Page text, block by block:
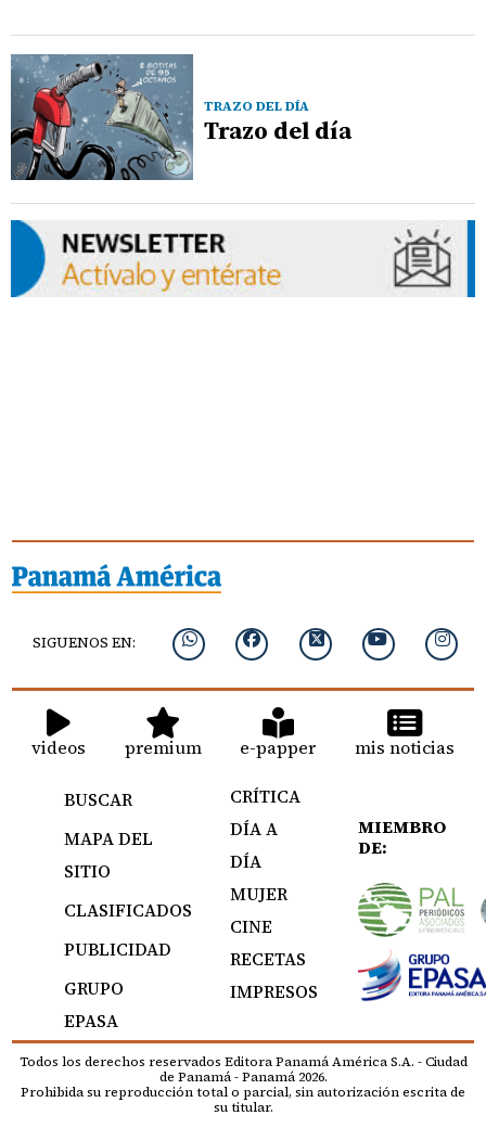
TRAZO DEL DÍA
Trazo del día
SIGUENOS EN:
videos premium e-papper mis noticias
BUSCAR
MAPA DEL
SITIO
CLASIFICADOS
PUBLICIDAD
GRUPO
EPASA
CRÍTICA
DÍA A
DÍA
MUJER
CINE
RECETAS
IMPRESOS
MIEMBRO
DE:
Todos los derechos reservados Editora Panamá América S.A. - Ciudad
de Panamá - Panamá 2026.
Prohibida su reproducción total o parcial, sin autorización escrita de
su titular.